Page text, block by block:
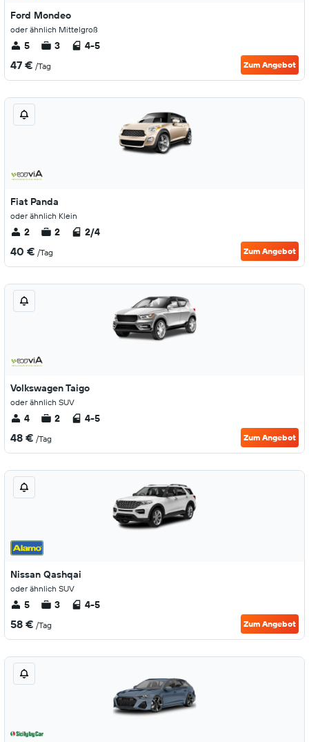
Ford Mondeo
oder ähnlich Mittelgroß
5 3 4-5
47 € /Tag Zum Angebot
Fiat Panda
oder ähnlich Klein
2 2 2/4
40 € /Tag Zum Angebot
Volkswagen Taigo
oder ähnlich SUV
4 2 4-5
48 € /Tag Zum Angebot
Nissan Qashqai
oder ähnlich SUV
5 3 4-5
58 € /Tag Zum Angebot